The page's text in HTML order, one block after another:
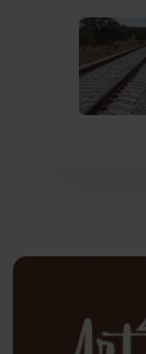
Planalto